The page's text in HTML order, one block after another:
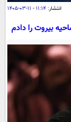
انتشار: ۱۱:۱۴ - ۱۱-۰۳-۱۴۰۵
بیروت را دادم